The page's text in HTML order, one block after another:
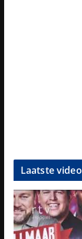
Laatste video